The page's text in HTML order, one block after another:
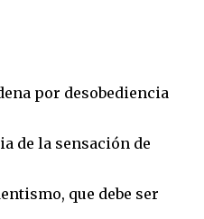
por desobediencia
de la sensación de
que debe ser